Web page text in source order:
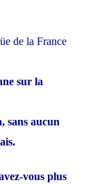
de la France
sur la
sans aucun
vous plus